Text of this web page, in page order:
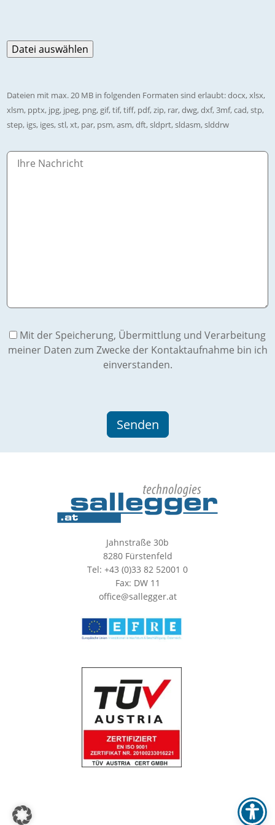
Dateien mit max. 20 MB in folgenden Formaten sind erlaubt: docx, xlsx,
xlsm, pptx, jpg, jpeg, png, gif, tif, tiff, pdf, zip, rar, dwg, dxf, 3mf, cad, stp,
step, igs, iges, stl, xt, par, psm, asm, dft, sldprt, sldasm, slddrw
Mit der Speicherung, Übermittlung und Verarbeitung
meiner Daten zum Zwecke der Kontaktaufnahme bin ich
einverstanden.
Jahnstraße 30b
8280 Fürstenfeld
Tel: +43 (0)33 82 52001 0
Fax: DW 11
office@sallegger.at